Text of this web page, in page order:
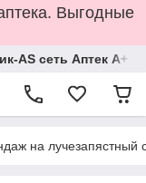
Выгодные
AS сеть Аптек А+
на лучезапястный